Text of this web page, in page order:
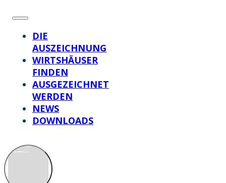
DIE
AUSZEICHNUNG
WIRTSHÄUSER
FINDEN
AUSGEZEICHNET
WERDEN
NEWS
DOWNLOADS